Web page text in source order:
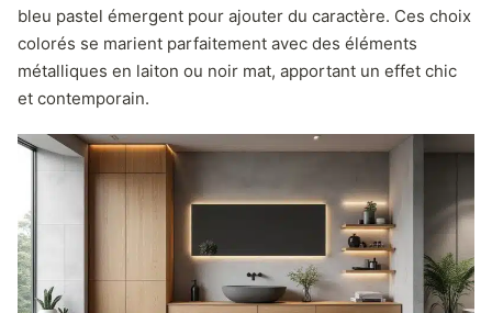
bleu pastel émergent pour ajouter du caractère. Ces choix
colorés se marient parfaitement avec des éléments
métalliques en laiton ou noir mat, apportant un effet chic
et contemporain.